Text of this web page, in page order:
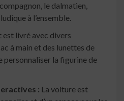
le dalmatien,
à l’ensemble.
est livré avec divers
à main et des lunettes de
personnaliser la figurine de
: La voiture est